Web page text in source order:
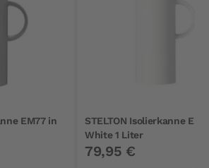
EM77 in
STELTON Isolierkanne
White 1 Liter
79,95 €